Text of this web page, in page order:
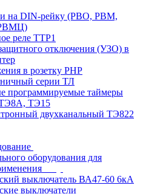
на DIN-рейку (РВО, РВМ,
реле ТТР1
отключения (УЗО) в
в розетку РНР
серии ТЛ
программируемые таймеры
ТЭ15
двухканальный ТЭ822
оборудования для
выключатель ВА47-60 6кА
выключатели